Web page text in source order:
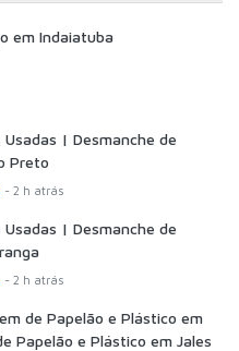
em Indaiatuba
Usadas | Desmanche de
Preto
- 2 h atrás
Usadas | Desmanche de
- 2 h atrás
de Papelão e Plástico em
Papelão e Plástico em Jales